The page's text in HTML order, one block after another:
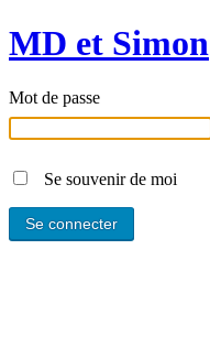
MD et Simon
Mot de passe
Se souvenir de moi